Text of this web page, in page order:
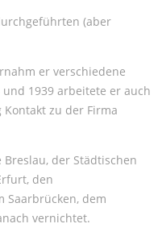
(aber
er verschiedene
und 1939 arbeitete er auch
zu der Firma
der Städtischen
den
Saarbrücken, dem
vernichtet.